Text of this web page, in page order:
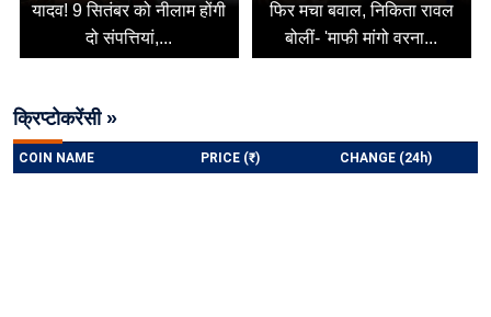
यादव! 9 सितंबर को नीलाम होंगी
दो संपत्तियां,...
फिर मचा बवाल, निकिता रावल
बोलीं- 'माफी मांगो वरना...
क्रिप्टोकरेंसी »